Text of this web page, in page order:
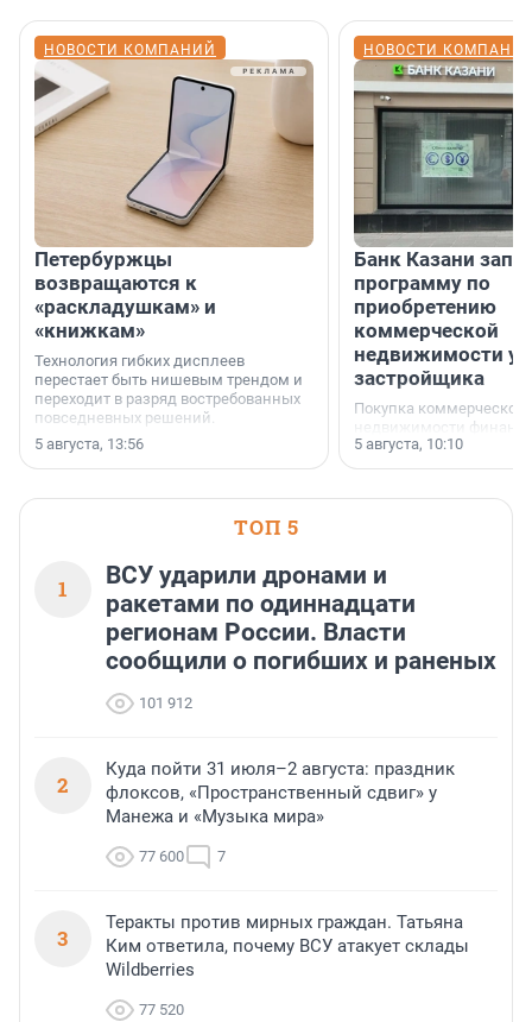
НОВОСТИ КОМПАНИЙ
Петербуржцы
возвращаются к
«раскладушкам» и
«книжкам»
Технология гибких дисплеев
перестает быть нишевым трендом и
переходит в разряд востребованных
повседневных решений.
5 августа, 13:56
НОВОСТИ
Банк Казани
программу по
приобретению
коммерческой
недвижимости у
застройщика
Покупка коммерческой
недвижимости
инструмент,
предпринимателей.
или готовый арендный
5 августа, 10:10
ТОП 5
1
ВСУ ударили дронами и
ракетами по одиннадцати
регионам России. Власти
сообщили о погибших и раненых
101 912
2
Куда пойти 31 июля–2 августа: праздник
флоксов, «Пространственный сдвиг» у
Манежа и «Музыка мира»
77 600 7
3
Теракты против мирных граждан. Татьяна
Ким ответила, почему ВСУ атакует склады
Wildberries
77 520